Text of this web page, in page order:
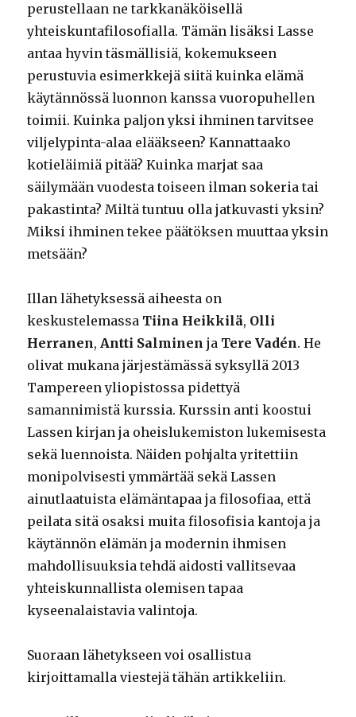
perustellaan ne tarkkanäköisellä
yhteiskuntafilosofialla. Tämän lisäksi Lasse
antaa hyvin täsmällisiä, kokemukseen
perustuvia esimerkkejä siitä kuinka elämä
käytännössä luonnon kanssa vuoropuhellen
toimii. Kuinka paljon yksi ihminen tarvitsee
viljelypinta-alaa elääkseen? Kannattaako
kotieläimiä pitää? Kuinka marjat saa
säilymään vuodesta toiseen ilman sokeria tai
pakastinta? Miltä tuntuu olla jatkuvasti yksin?
Miksi ihminen tekee päätöksen muuttaa yksin
metsään?
Illan lähetyksessä aiheesta on
keskustelemassa Tiina Heikkilä, Olli
Herranen,Antti Salminen ja Tere Vadén. He
olivat mukana järjestämässä syksyllä 2013
Tampereen yliopistossa pidettyä
samannimistä kurssia. Kurssin anti koostui
Lassen kirjan ja oheislukemiston lukemisesta
sekä luennoista. Näiden pohjalta yritettiin
monipolvisesti ymmärtää sekä Lassen
ainutlaatuista elämäntapaa ja filosofiaa, että
peilata sitä osaksi muita filosofisia kantoja ja
käytännön elämän ja modernin ihmisen
mahdollisuuksia tehdä aidosti vallitsevaa
yhteiskunnallista olemisen tapaa
kyseenalaistavia valintoja.
Suoraan lähetykseen voi osallistua
kirjoittamalla viestejä tähän artikkeliin.